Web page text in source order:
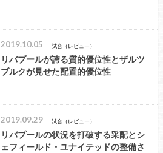
2019.10.05 試合（レビュー）
リバプールが誇る質的優位性とザルツ
ブルクが見せた配置的優位性
2019.09.29 試合（レビュー）
リバプールの状況を打破する采配とシ
ェフィールド・ユナイテッドの整備さ